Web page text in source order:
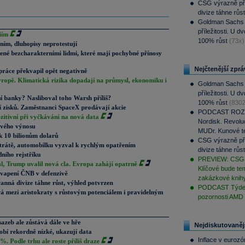
dluhopisy neprotestují
bezcharakterními lidmi, které mají pochybné přínosy
překvapil opět negativně
Klimatická rizika dopadají na průmysl, ekonomiku i
banky? Nasliboval toho Warsh příliš?
Zaměstnanci SpaceX prodávají akcie
při vyčkávání na nová data
výnosu
10 bilionům dolarů
automobilku vyzval k rychlým opatřením
rejstříku
Trump uvalil nová cla. Evropa zahájí opatrně
ČNB v defenzivě
divize táhne růst, výhled potvrzen
mezi aristokraty s růstovým potenciálem i pravidelným
ale zůstává dále ve hře
rekordně nízké, ukazují data
Podle trhu ale roste příliš draze
CSG výrazně
divize táhne
Goldman
příležitosti. U
100% růst (73x)
Nejčtenější
Goldman
příležitosti. U
100% růst
PODCAST
Nordisk.
MUDr. Kunové
CSG výrazně
divize táhne
PREVIEW:
Klíčové bude
zakázkové
PODCAST
pozornosti AMD
Inflace v